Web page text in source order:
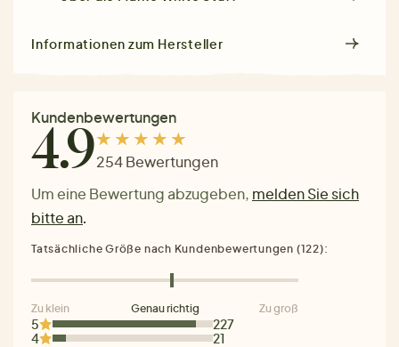
Informationen zum Hersteller
Kundenbewertungen
4.9254 Bewertungen
Um eine Bewertung abzugeben, melden Sie sich
bitte an.
5
227
4
21
Tatsächliche Größe nach Kundenbewertungen (122):
Zu klein Genau richtig Zu groß